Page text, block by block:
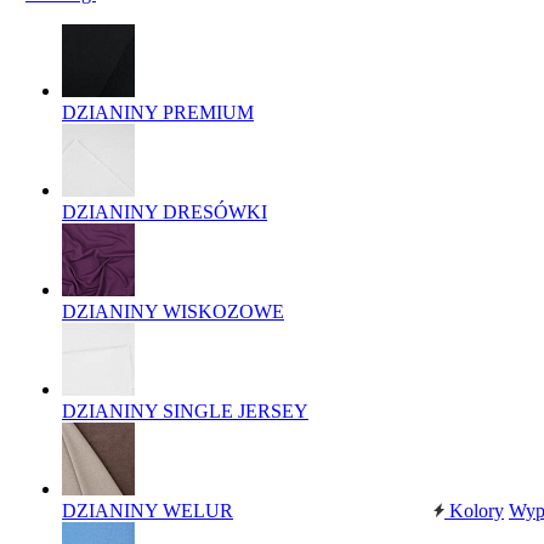
DZIANINY PREMIUM
DZIANINY DRESÓWKI
DZIANINY WISKOZOWE
DZIANINY SINGLE JERSEY
DZIANINY WELUR Kolory